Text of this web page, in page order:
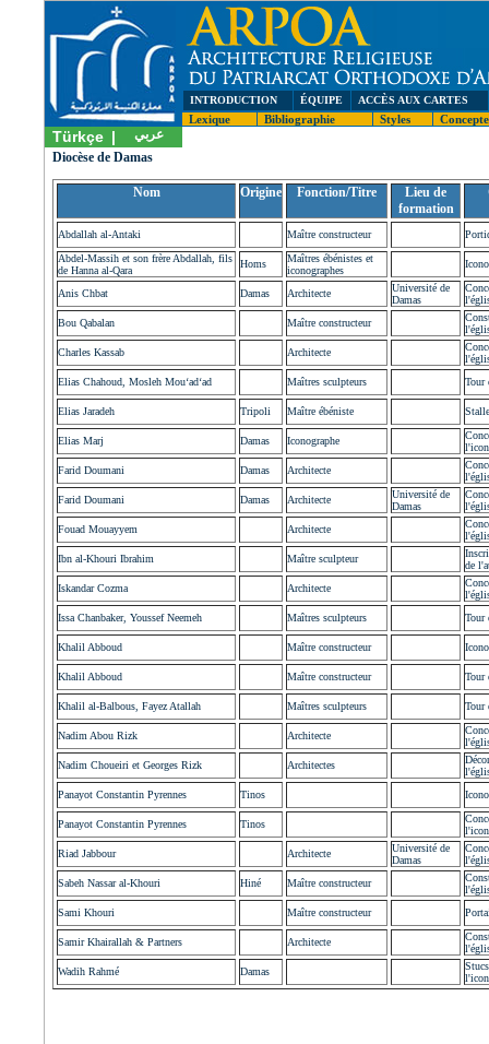
INTRODUCTION ÉQUIPE ACCÈS AUX CARTES
Lexique Bibliographie Styles
Türkçe |
Diocèse de Damas
Nom Origine Fonction/Titre
Lieu de
formation
Abdallah al-Antaki Maître constructeur
Abdel-Massih et son frère Abdallah, fils
de Hanna al-Qara
Homs
Maîtres ébénistes et
iconographes
Anis Chbat Damas Architecte
Université de
Damas
Bou Qabalan
Maître constructeur
Charles Kassab
Architecte
Elias Chahoud, Mosleh Mou‘ad‘ad
Maîtres sculpteurs Tour
Elias Jaradeh Tripoli Maître ébéniste
Elias Marj Damas Iconographe
Farid Doumani
Damas Architecte
Farid Doumani
Damas Architecte
Université de
Damas
Fouad Mouayyem
Architecte
Ibn al-Khouri Ibrahim
Maître sculpteur
de
Iskandar Cozma
Architecte
Issa Chanbaker, Youssef Neemeh
Maîtres sculpteurs Tour
Khalil Abboud Maître constructeur
Khalil Abboud Maître constructeur Tour
Khalil al-Balbous, Fayez Atallah Maîtres sculpteurs Tour
Nadim Abou Rizk Architecte
Nadim Choueiri et Georges Rizk
Architectes
Panayot Constantin Pyrennes
Tinos
Panayot Constantin Pyrennes Tinos
Riad Jabbour
Architecte
Université de
Damas
Sabeh Nassar al-Khouri
Hiné Maître constructeur
Sami Khouri
Maître constructeur
Samir Khairallah & Partners Architecte
Wadih Rahmé
Damas